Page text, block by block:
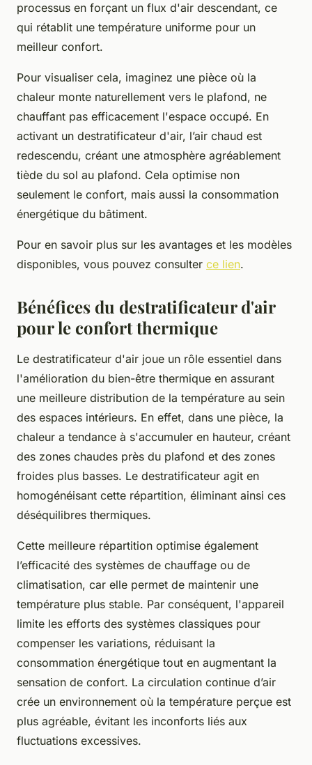
processus en forçant un flux d'air descendant, ce
qui rétablit une température uniforme pour un
meilleur confort.
Pour visualiser cela, imaginez une pièce où la
chaleur monte naturellement vers le plafond, ne
chauffant pas efficacement l'espace occupé. En
activant un destratificateur d'air, l’air chaud est
redescendu, créant une atmosphère agréablement
tiède du sol au plafond. Cela optimise non
seulement le confort, mais aussi la consommation
énergétique du bâtiment.
Pour en savoir plus sur les avantages et les modèles
disponibles, vous pouvez consulter ce lien.
Bénéfices du destratificateur d'air
pour le confort thermique
Le destratificateur d'air joue un rôle essentiel dans
l'amélioration du bien-être thermique en assurant
une meilleure distribution de la température au sein
des espaces intérieurs. En effet, dans une pièce, la
chaleur a tendance à s'accumuler en hauteur, créant
des zones chaudes près du plafond et des zones
froides plus basses. Le destratificateur agit en
homogénéisant cette répartition, éliminant ainsi ces
déséquilibres thermiques.
Cette meilleure répartition optimise également
l’efficacité des systèmes de chauffage ou de
climatisation, car elle permet de maintenir une
température plus stable. Par conséquent, l'appareil
limite les efforts des systèmes classiques pour
compenser les variations, réduisant la
consommation énergétique tout en augmentant la
sensation de confort. La circulation continue d’air
crée un environnement où la température perçue est
plus agréable, évitant les inconforts liés aux
fluctuations excessives.